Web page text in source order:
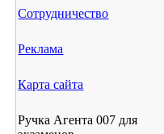
Сотрудничество
Реклама
Карта сайта
Ручка Агента 007 для